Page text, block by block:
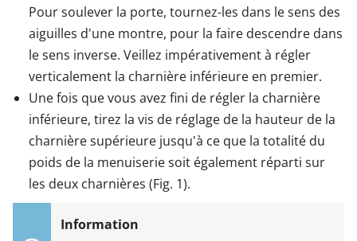
Pour soulever la porte, tournez-les dans le sens des
aiguilles d'une montre, pour la faire descendre dans
le sens inverse. Veillez impérativement à régler
verticalement la charnière inférieure en premier.
Une fois que vous avez fini de régler la charnière
inférieure, tirez la vis de réglage de la hauteur de la
charnière supérieure jusqu'à ce que la totalité du
poids de la menuiserie soit également réparti sur
les deux charnières (Fig. 1).